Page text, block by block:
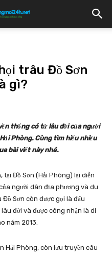
trâu Đồ Sơn
gì?
thống có từ lâu đời của người
Phòng. Cùng tìm hiểu nhiều
bài viết này nhé.
Đồ Sơn (Hải Phòng) lại diễn
người dân địa phương và du
Sơn còn được gọi là đấu
đời và được công nhận là di
năm 2013.
Hải Phòng, còn lưu truyền câu